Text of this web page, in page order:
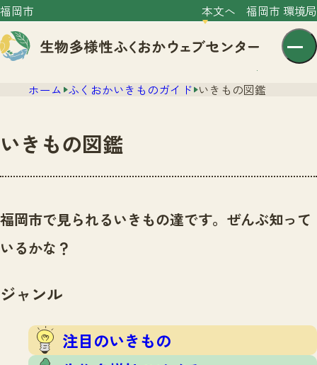
福岡市 本文へ 福岡市 環境局
センター紹介
センター紹介TOP
サイトポリシー
ニュース
いきものガイド
注目のいきもの
生物多様性のめぐみ
イベント
いきもの調査隊
調査レポート
ホーム ふくおかいきものガイド いきもの図鑑
いきもの図鑑
福岡市で見られるいきもの達です。ぜんぶ知って
いるかな？
ジャンル
注目のいきもの